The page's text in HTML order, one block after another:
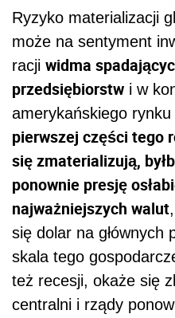
Ryzyko materializacji
może na sentyment
racji widma
przedsiębiorstw i w
amerykańskiego rynku
pierwszej części tego
się zmaterializują,
ponownie presję
najważniejszych walut
się dolar na głównych
skala tego
też recesji, okaże się
centralni i rządy